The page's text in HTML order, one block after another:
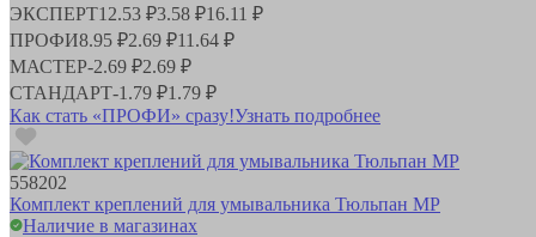
ЭКСПЕРТ12.53 ₽3.58 ₽16.11 ₽
ПРОФИ8.95 ₽2.69 ₽11.64 ₽
МАСТЕР-2.69 ₽2.69 ₽
СТАНДАРТ-1.79 ₽1.79 ₽
Как стать «ПРОФИ» сразу!Узнать подробнее
558202
Комплект креплений для умывальника Тюльпан MP
Наличие в магазинах